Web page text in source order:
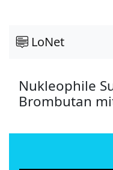
LoNet
Nukleophile
Brombutan